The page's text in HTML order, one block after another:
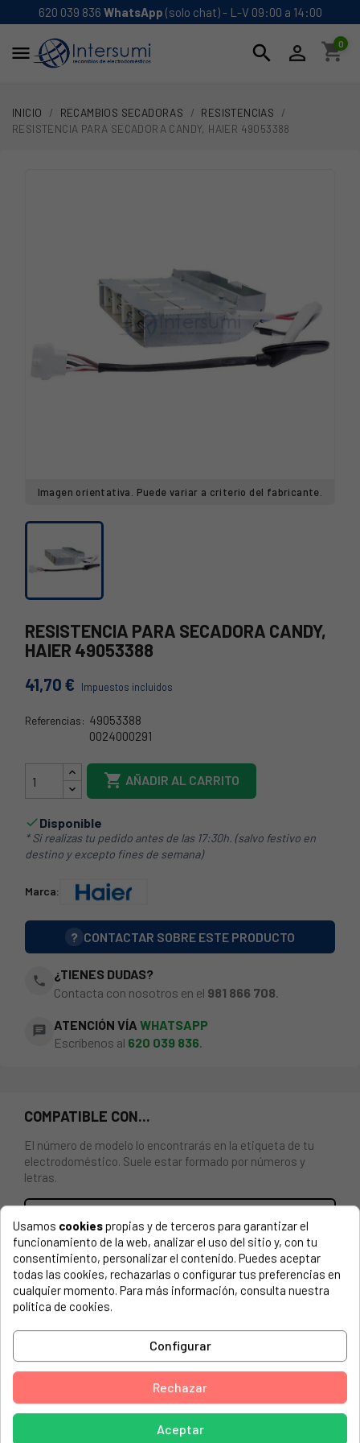
620 039 836 WhatsApp (solo chat) - L-V 09:00 a 14:00
 search  shopping_cart
0
INICIO RECAMBIOS SECADORAS
RESISTENCIAS
RESISTENCIA PARA SECADORA CANDY, HAIER 49053388
Imagen orientativa. Puede variar a criterio del fabricante.
RESISTENCIA PARA SECADORA CANDY,
HAIER 49053388
41,70 € Impuestos incluidos
Referencias: 49053388
0024000291
 AÑADIR AL CARRITO
Disponible
* Si realizas tu pedido antes de las 17:30h. (salvo festivo en
destino y excepto fines de semana)
Marca:
? CONTACTAR SOBRE ESTE PRODUCTO
phone
¿TIENES DUDAS?
Contacta con nosotros en el 981 866 708
chat ATENCIÓN VÍA WHATSAPP
Escríbenos al 620 039 836.
COMPATIBLE CON...
El número de modelo lo encontrarás en la etiqueta de tu
electrodoméstico. Suele estar formado por números y
letras.
RESISTENCIA PARA SECADORA CANDY, HAIER, MIDEA.
Capacidad: 2500W, longitud: 238mm, ancho: 138mm,
altura: 48mm, voltaje : 230V.
AMICA, 1193118 WTK 487 040
AMICA, ADC 8B LCW
AMICA, DMA D48CU01000G (ACD8WH)
Usamos cookiespropias y de terceros para garantizar el
funcionamiento de la web, analizar el uso del sitio y, con tu
consentimiento, personalizar el contenido. Puedes aceptar
todas las cookies, rechazarlas o configurar tus preferencias en
cualquier momento. Para más información, consulta nuestra
política de cookies.
Configurar
Rechazar
Aceptar